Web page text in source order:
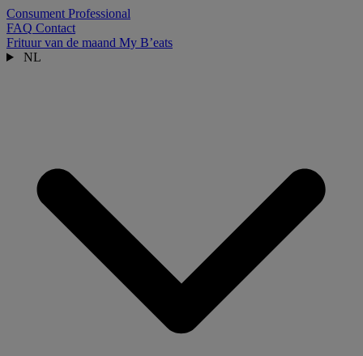
Consument Professional
FAQ Contact
Frituur van de maand My B’eats
NL